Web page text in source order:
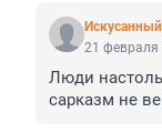
21 февраля
Люди
сарказм не